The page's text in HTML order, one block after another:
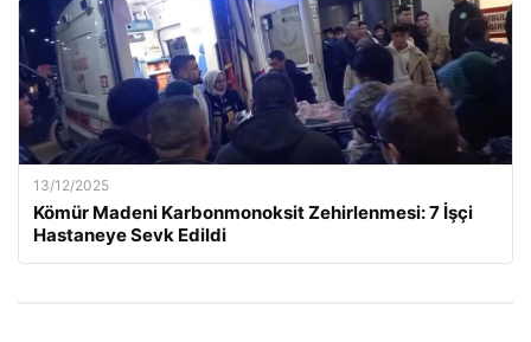
13/12/2025
Kömür Madeni Karbonmonoksit Zehirlenmesi: 7 İşçi
Hastaneye Sevk Edildi